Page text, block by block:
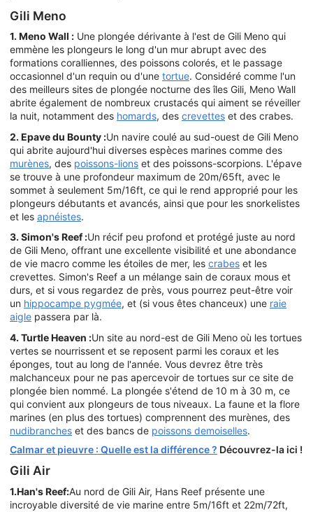
Gili Meno
1. Meno Wall : Une plongée dérivante à l'est de Gili Meno qui
emmène les plongeurs le long d'un mur abrupt avec des
formations coralliennes, des poissons colorés, et le passage
occasionnel d'un requin ou d'une tortue. Considéré comme l'un
des meilleurs sites de plongée nocturne des îles Gili, Meno Wall
abrite également de nombreux crustacés qui aiment se réveiller
la nuit, notamment des homards, des crevettes et des crabes.
2. Epave du Bounty :Un navire coulé au sud-ouest de Gili Meno
qui abrite aujourd'hui diverses espèces marines comme des
murènes, des poissons-lions et des poissons-scorpions. L'épave
se trouve à une profondeur maximum de 20m/65ft, avec le
sommet à seulement 5m/16ft, ce qui le rend approprié pour les
plongeurs débutants et avancés, ainsi que pour les snorkelistes
et les apnéistes.
3. Simon's Reef :Un récif peu profond et protégé juste au nord
de Gili Meno, offrant une excellente visibilité et une abondance
de vie macro comme les étoiles de mer, les crabes et les
crevettes. Simon's Reef a un mélange sain de coraux mous et
durs, et si vous regardez de près, vous pourrez peut-être voir
un hippocampe pygmée, et (si vous êtes chanceux) une raie
aigle passera par là.
4. Turtle Heaven :Un site au nord-est de Gili Meno où les tortues
vertes se nourrissent et se reposent parmi les coraux et les
éponges, tout au long de l'année. Vous devrez être très
malchanceux pour ne pas apercevoir de tortues sur ce site de
plongée bien nommé. La plongée s'étend de 10 m à 30 m, ce
qui convient aux plongeurs de tous niveaux. La faune et la flore
marines (en plus des tortues) comprennent des murènes, des
nudibranches et des bancs de poissons demoiselles.
Calmar et pieuvre : Quelle est la différence ? Découvrez-la ici !
Gili Air
1.Han's Reef:Au nord de Gili Air, Hans Reef présente une
incroyable diversité de vie marine entre 5m/16ft et 22m/72ft,